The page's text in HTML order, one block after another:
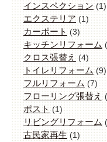
インスペクション(1)
エクステリア (1)
カーポート (3)
キッチンリフォーム
クロス張替え (4)
トイレリフォーム(9)
フルリフォーム(7)
フローリング張替え
ポスト(1)
リビングリフォーム
古民家再生 (1)